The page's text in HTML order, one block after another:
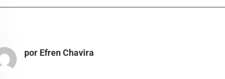
por Efren Chavira